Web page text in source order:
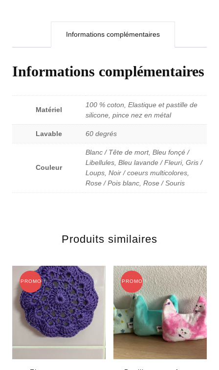
Informations complémentaires
Informations complémentaires
Matériel
100 % coton, Elastique et pastille de
silicone, pince nez en métal
Lavable 60 degrés
Couleur
Blanc / Tête de mort, Bleu fonçé /
Libellules, Bleu lavande / Fleuri, Gris /
Loups, Noir / coeurs multicolores,
Rose / Pois blanc, Rose / Souris
Produits similaires
PROMO ! PROMO !